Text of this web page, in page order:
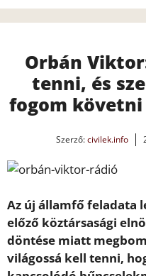
Orbán
tenni, és
fogom
Szerző:civilek.info
Az új államfő feladata
előző köztársasági
döntése miatt
világossá kell tenni,